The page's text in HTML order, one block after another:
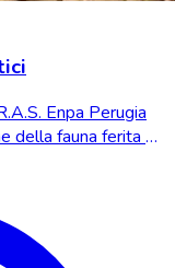
Enpa Perugia
della fauna ferita o